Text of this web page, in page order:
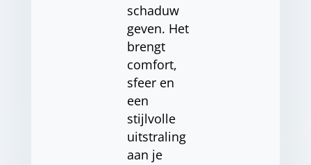
schaduw
geven. Het
brengt
comfort,
sfeer en
een
stijlvolle
uitstraling
aan je